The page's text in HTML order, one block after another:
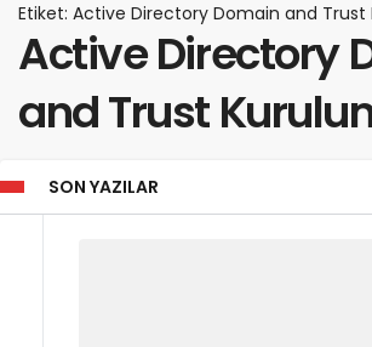
Etiket: Active Directory Domain and Trust
Active Directory
and Trust
SON YAZILAR